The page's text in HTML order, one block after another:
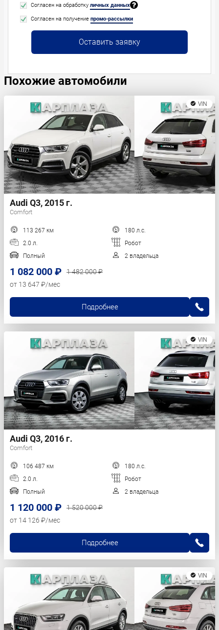
Согласен на обработку личных данных
Согласен на получение промо-рассылки
Оставить заявку
Похожие автомобили
VIN
Audi Q3, 2015 г.
Comfort
113 267 км
180 л.с.
2.0 л.
Робот
Полный
2 владельца
1 082 000 ₽
1 482 000 ₽
от 13 647 ₽/мес
Подробнее
VIN
Audi Q3, 2016 г.
Comfort
106 487 км
180 л.с.
2.0 л.
Робот
Полный
2 владельца
1 120 000 ₽
1 520 000 ₽
от 14 126 ₽/мес
Подробнее
VIN